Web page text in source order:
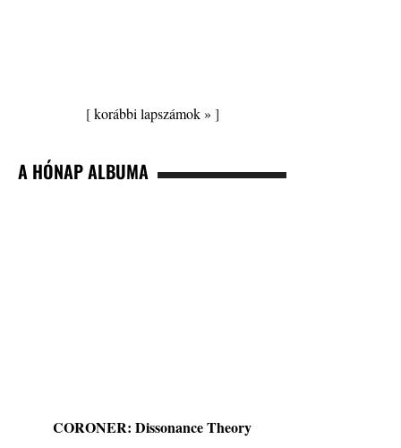
[korábbi lapszámok » ]
A HÓNAP ALBUMA
CORONER: Dissonance Theory